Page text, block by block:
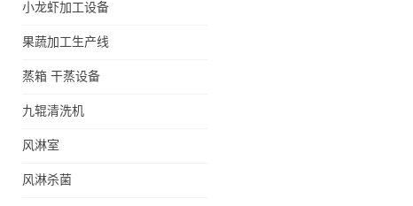
小龙虾加工设备
果蔬加工生产线
蒸箱 干蒸设备
九辊清洗机
风淋室
风淋杀菌
低温酸梅汤巴氏杀菌冷却